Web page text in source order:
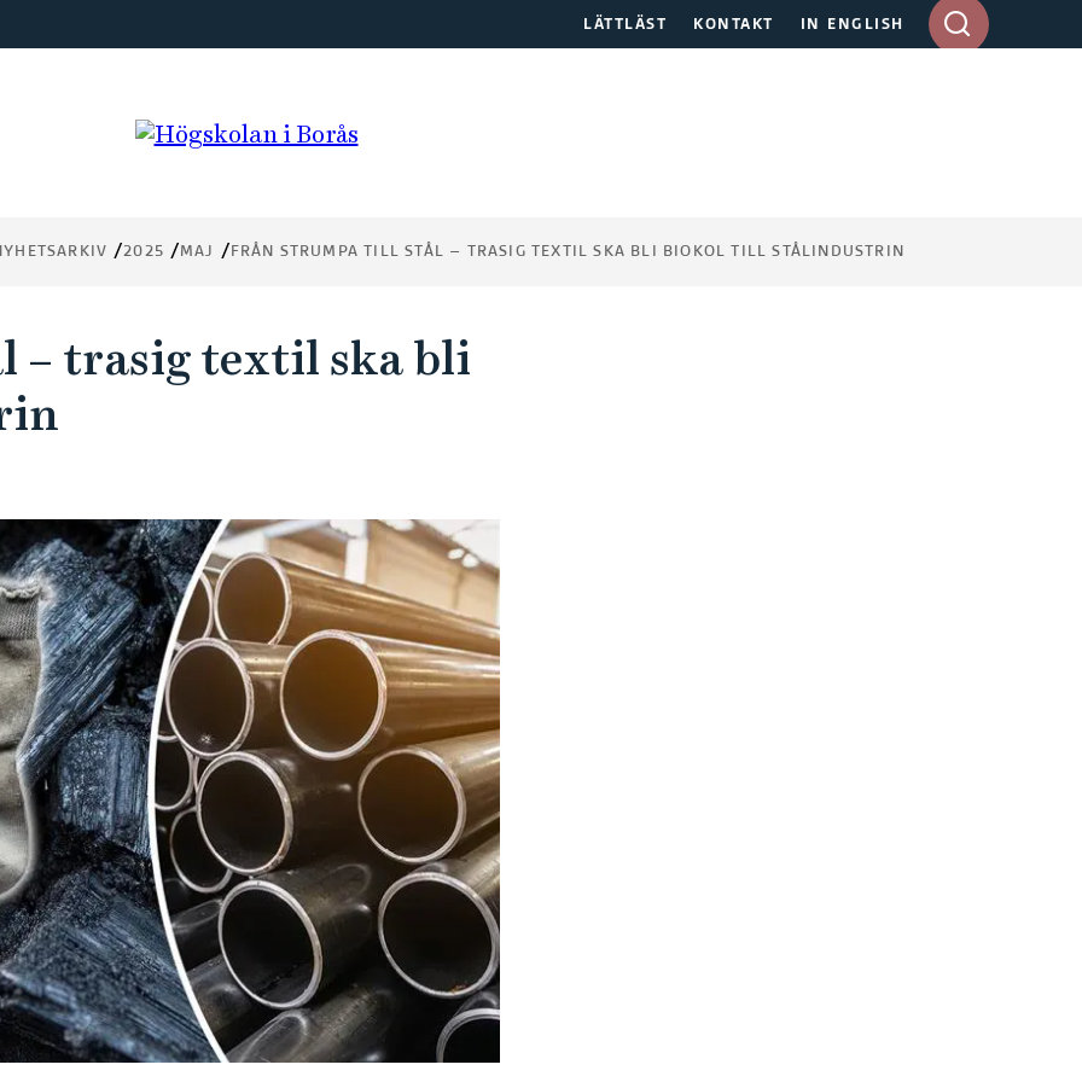
LÄTTLÄST KONTAKT IN ENGLISH
A
n
2025 MAJ FRÅN STRUMPA TILL STÅL – TRASIG TEXTIL SKA BLI BIOKOL TILL STÅLINDUSTRIN
– trasig textil ska bli